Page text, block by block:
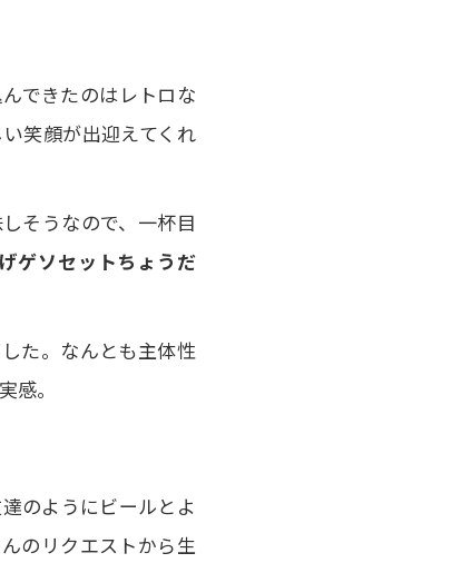
できたのはレトロな
笑顔が出迎えてくれ
そうなので、一杯目
げゲソセットちょうだ
た。なんとも主体性
感。
のようにビールとよ
のリクエストから生